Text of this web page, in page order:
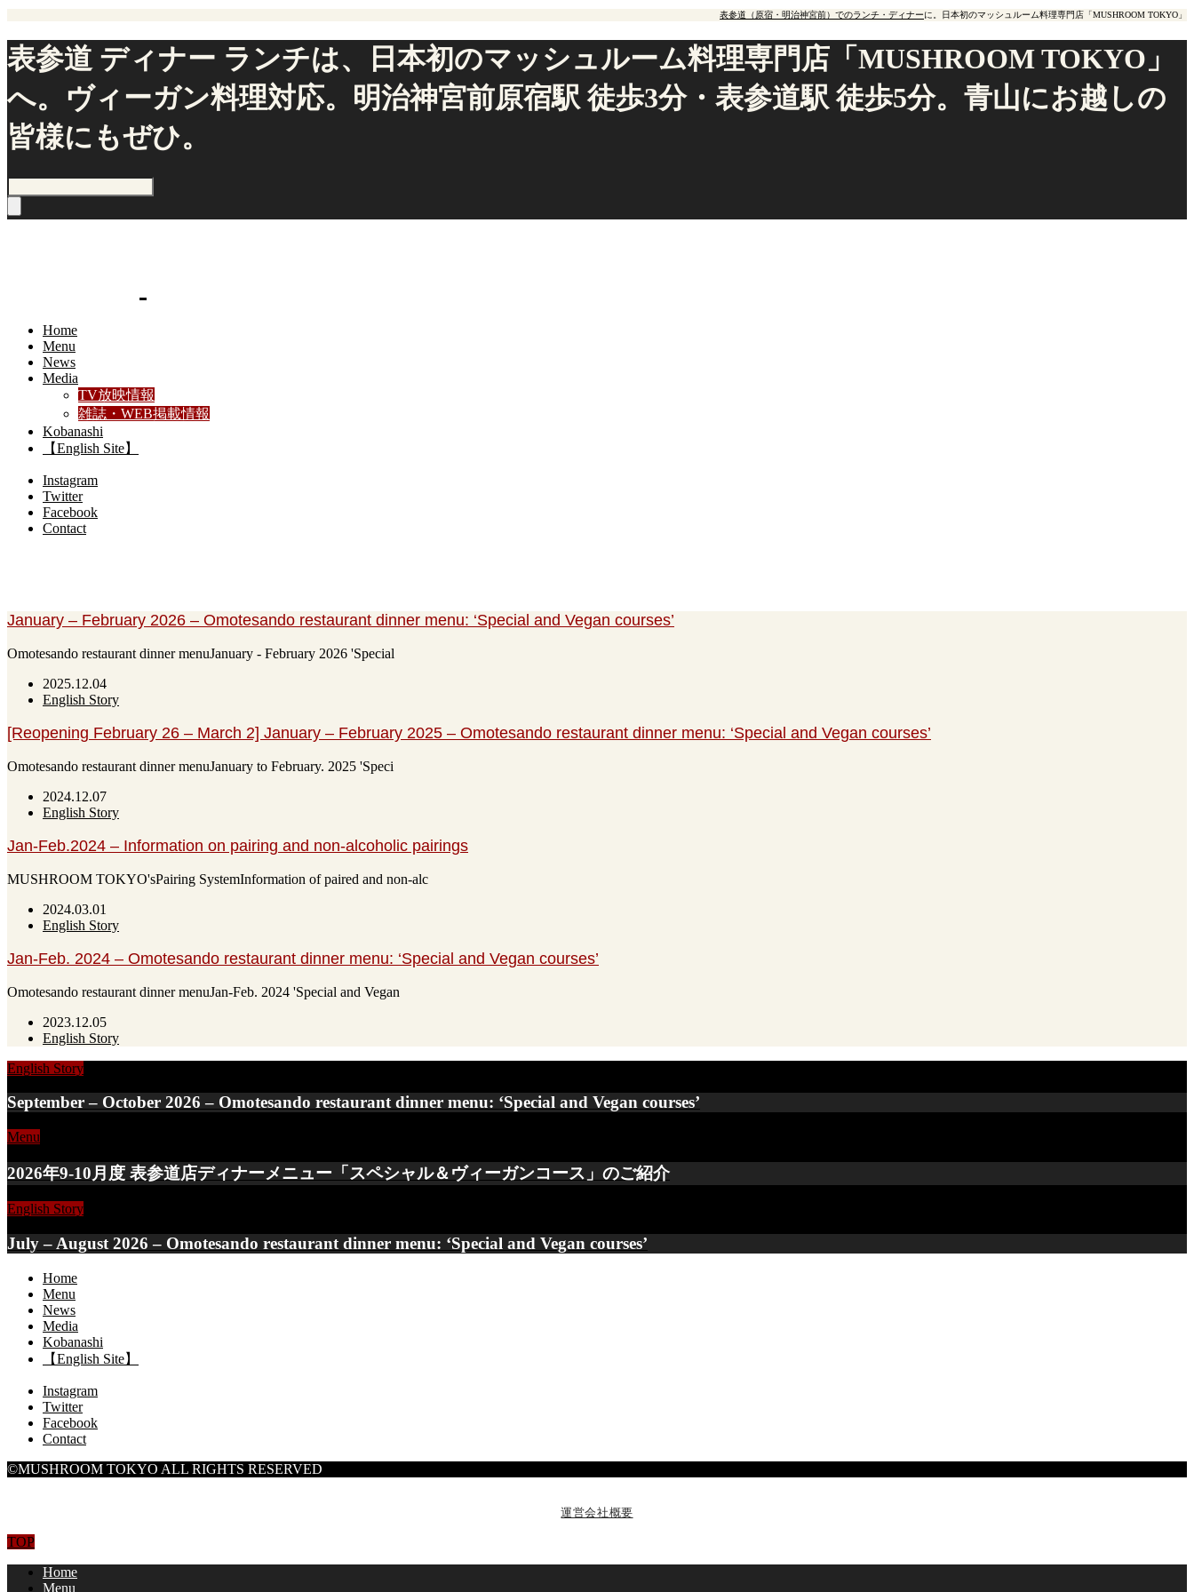
表参道（原宿・明治神宮前）でのランチ・ディナーに。日本初のマッシュルーム料理専門店「MUSHROOM TOKYO」
表参道 ディナー ランチは、日本初のマッシュルーム料理専門店「MUSHROOM TOKYO」
へ。ヴィーガン料理対応。明治神宮前原宿駅 徒歩3分・表参道駅 徒歩5分。青山にお越しの
皆様にもぜひ。
Home
Menu
News
Media
TV放映情報
雑誌・WEB掲載情報
Kobanashi
【English Site】
Instagram
Twitter
Facebook
Contact
January – February 2026 – Omotesando restaurant dinner menu: ‘Special and Vegan courses’
Omotesando restaurant dinner menuJanuary - February 2026 'Special
2025.12.04
English Story
[Reopening February 26 – March 2] January – February 2025 – Omotesando restaurant dinner menu: ‘Special and Vegan courses’
Omotesando restaurant dinner menuJanuary to February. 2025 'Speci
2024.12.07
English Story
Jan-Feb.2024 – Information on pairing and non-alcoholic pairings
MUSHROOM TOKYO'sPairing SystemInformation of paired and non-alc
2024.03.01
English Story
Jan-Feb. 2024 – Omotesando restaurant dinner menu: ‘Special and Vegan courses’
Omotesando restaurant dinner menuJan-Feb. 2024 'Special and Vegan
2023.12.05
English Story
English Story
September – October 2026 – Omotesando restaurant dinner menu: ‘Special and Vegan courses’
Menu
2026年9-10月度 表参道店ディナーメニュー「スペシャル＆ヴィーガンコース」のご紹介
English Story
July – August 2026 – Omotesando restaurant dinner menu: ‘Special and Vegan courses’
Home
Menu
News
Media
Kobanashi
【English Site】
Instagram
Twitter
Facebook
Contact
©MUSHROOM TOKYO ALL RIGHTS RESERVED
運営会社概要
TOP
Home
Menu